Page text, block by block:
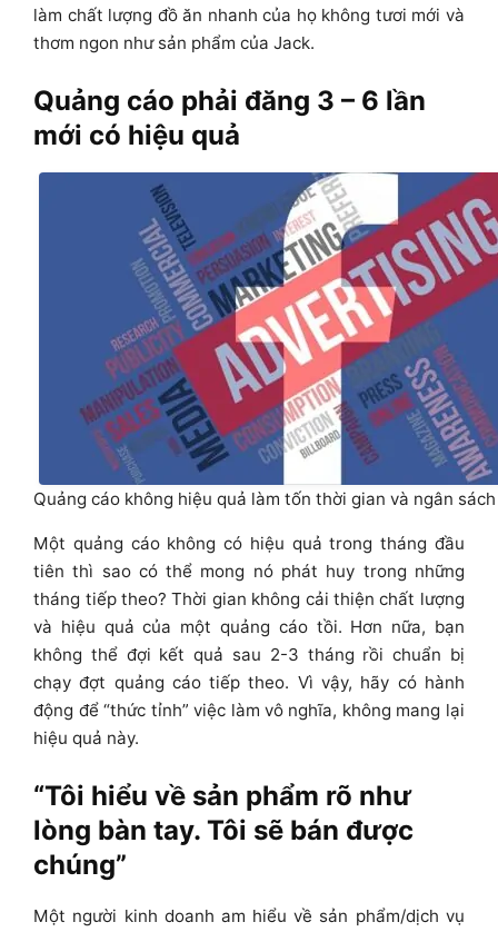
làm chất lượng đồ ăn nhanh của họ không tươi mới và
thơm ngon như sản phẩm của Jack.
Quảng cáo phải đăng 3 – 6 lần
mới có hiệu quả
Quảng cáo không hiệu quả làm tốn thời gian và ngân sách
Một quảng cáo không có hiệu quả trong tháng đầu
tiên thì sao có thể mong nó phát huy trong những
tháng tiếp theo? Thời gian không cải thiện chất lượng
và hiệu quả của một quảng cáo tồi. Hơn nữa, bạn
không thể đợi kết quả sau 2-3 tháng rồi chuẩn bị
chạy đợt quảng cáo tiếp theo. Vì vậy, hãy có hành
động để “thức tỉnh” việc làm vô nghĩa, không mang lại
hiệu quả này.
“Tôi hiểu về sản phẩm rõ như
lòng bàn tay. Tôi sẽ bán được
chúng”
Một người kinh doanh am hiểu về sản phẩm/dịch vụ